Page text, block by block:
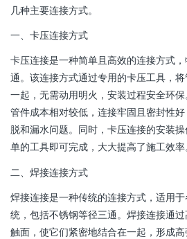
几种主要连接方式。
一、卡压连接方式
卡压连接是一种简单且高效的连接方式
通。该连接方式通过专用的卡压工具，
一起，无需动用明火，安装过程安全环
管件成本相对较低，连接牢固且密封性
脱和漏水问题。同时，卡压连接的安装
单的工具即可完成，大大提高了施工效率
二、焊接连接方式
焊接连接是一种传统的连接方式，适用
统，包括不锈钢等径三通。焊接连接通
触面，使它们紧密地结合在一起，形成